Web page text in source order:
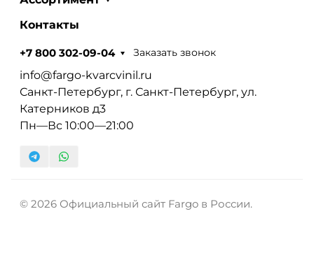
Контакты
+7 800 302-09-04 Заказать звонок
info@fargo-kvarcvinil.ru
Санкт-Петербург, г. Санкт-Петербург, ул.
Катерников д3
Пн—Вс 10:00—21:00
© 2026 Официальный сайт Fargo в России.